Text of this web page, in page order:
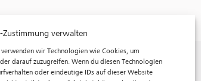
Zustimmung verwalten
wir Technologien wie Cookies, um
darauf zuzugreifen. Wenn du diesen Technologien
oder eindeutige IDs auf dieser Website
f³ – freiraum für fotografie